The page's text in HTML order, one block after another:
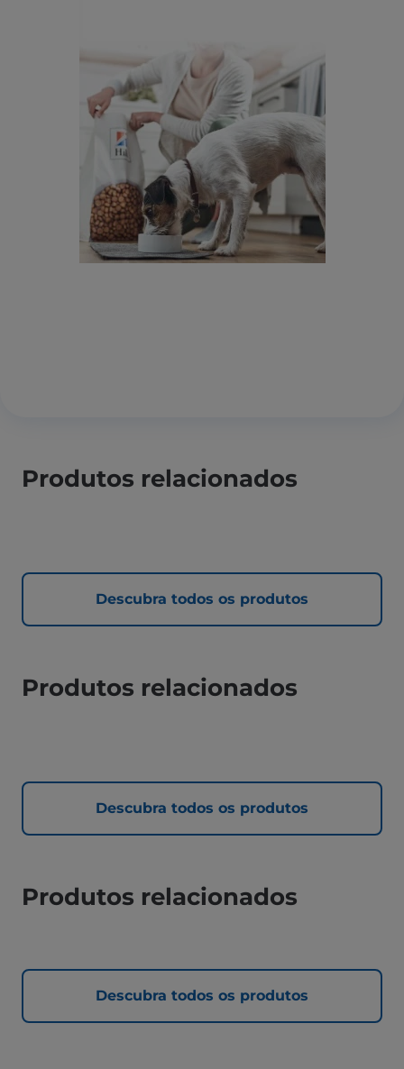
Produtos relacionados
Descubra todos os produtos
Produtos relacionados
Descubra todos os produtos
Produtos relacionados
Descubra todos os produtos